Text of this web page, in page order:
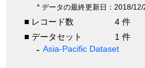
* データの最終更新日：2018/12/
■ レコード数
4 件
■ データセット
1 件
Asia-Pacific Dataset